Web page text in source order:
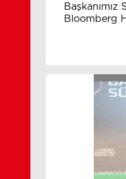
Başkanımız
Bloomberg